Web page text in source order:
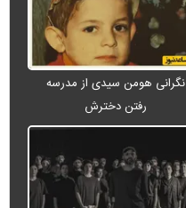
نگرانی هومن سیدی از مدرسه
رفتن دخترش